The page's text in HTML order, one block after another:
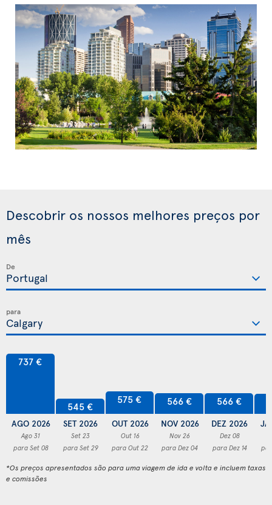
Descobrir os nossos melhores preços por
mês
De
para
737 €
AGO 2026
Ago 31
para Set 08
545 €
SET 2026
Set 23
para Set 29
575 €
OUT 2026
Out 16
para Out 22
566 €
NOV 2026
Nov 26
para Dez 04
566 €
DEZ 2026
Dez 08
para Dez 14
*Os preços apresentados são para uma viagem de ida e volta e incluem taxas
e comissões